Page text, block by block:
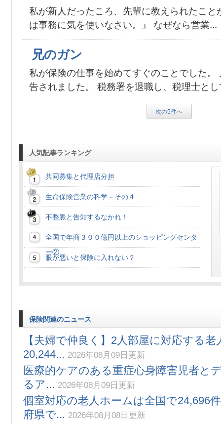
私が新人だったころ、先輩に教えられたこと
は事務に気を使いなさい。』 なぜなら営業...
兄のガン
私が保険の仕事を始めてすぐのことでした。
告されました。 税務署を退職し、税理士とし
次の5件へ
人気記事ランキング
共同募集と代理店分担
生命保険営業の科学－その４
不整脈と告知するなかれ！
全国で年商３００億円以上のショッピングセンタ
ー②
眼が悪いと保険に入れない？
保険関連のニュース
【夫婦で仲良く】2人部屋に対応する
20,244... 2026年08月09日更新
医療的ケアのある重症心身障害児者と
るア... 2026年08月09日更新
個室対応の老人ホームは全国で24,696
府県で... 2026年08月08日更新